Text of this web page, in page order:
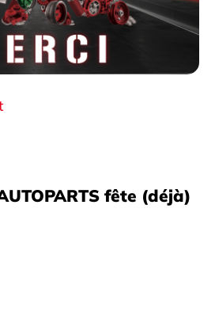
fête (déjà)